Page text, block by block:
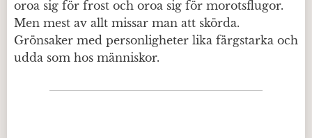
oroa sig för frost och oroa sig för morotsflugor.
Men mest av allt missar man att skörda.
Grönsaker med personligheter lika färgstarka och
udda som hos människor.